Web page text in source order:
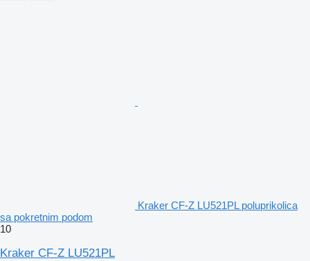
Kraker CF-Z LU521PL poluprikolica
sa pokretnim podom
10
Kraker CF-Z LU521PL